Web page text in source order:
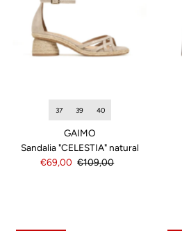
37 39 40
GAIMO
Sandalia "CELESTIA" natural
Precio
€69,00 Precio
€109,00